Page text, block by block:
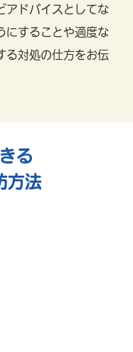
アドバイスとしてな
にすることや適度な
る対処の仕方をお伝
る
方法